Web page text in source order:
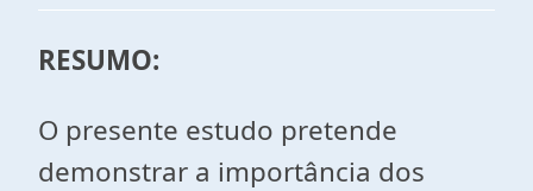
RESUMO:
O presente estudo pretende
demonstrar a importância dos